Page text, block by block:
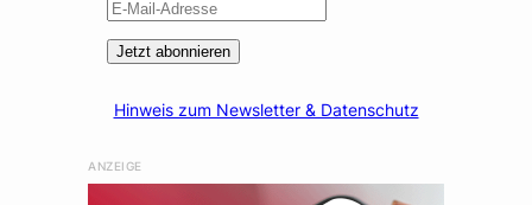
Jetzt abonnieren
Hinweis zum Newsletter & Datenschutz
ANZEIGE